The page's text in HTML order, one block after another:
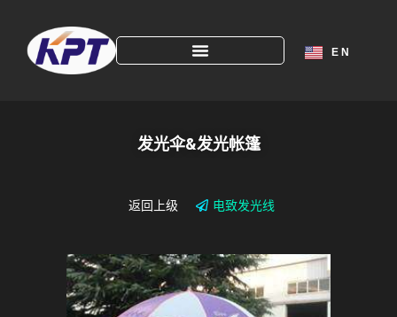
E N
发光伞&发光帐篷
返回上级 电致发光线